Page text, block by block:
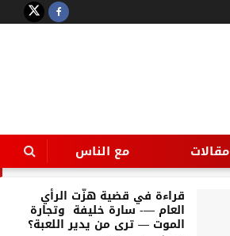
LATEST
الاوبرا
قراءة في قضية هزّت الرأي
العام —- سارة خليفة وتجارة
الموت — ترى من يدير اللعبة؟
مقالات مع الناس